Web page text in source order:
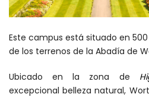
Este campus está situado en
de los terrenos de la Abadía de
Ubicado en la zona de
excepcional belleza natural,